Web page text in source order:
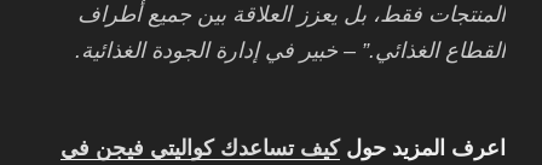
المنتجات فقط، بل يعزز العلاقة بين جميع أطراف
القطاع الغذائي.” – خبير في إدارة الجودة الغذائية.
اعرف المزيد حولكيف تساعدك كواليتي فيجن في